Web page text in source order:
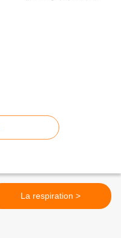
La respiration >